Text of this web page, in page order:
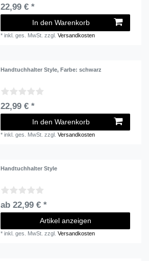
22,99 € *
In den Warenkorb
*inkl. ges. MwSt. zzgl.Versandkosten
Handtuchhalter Style, Farbe: schwarz
22,99 € *
In den Warenkorb
*inkl. ges. MwSt. zzgl.Versandkosten
Handtuchhalter Style
ab 22,99 € *
Artikel anzeigen
*inkl. ges. MwSt. zzgl.Versandkosten